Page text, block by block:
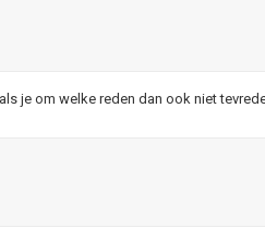
je om welke reden dan ook niet